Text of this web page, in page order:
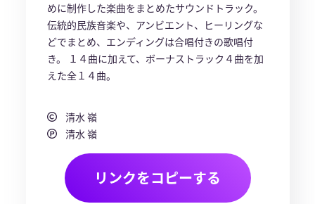
めに制作した楽曲をまとめたサウンドトラック。
伝統的民族音楽や、アンビエント、ヒーリングな
どでまとめ、エンディングは合唱付きの歌唱付
き。 １４曲に加えて、ボーナストラック４曲を加
えた全１４曲。
清水 嶺
清水 嶺
リンクをコピーする